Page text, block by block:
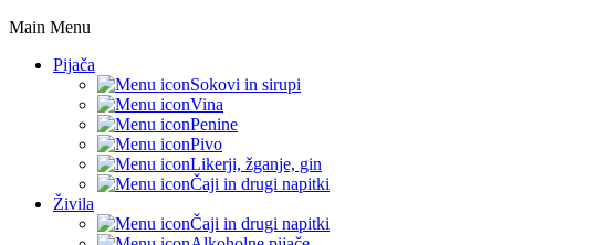
Main Menu
Pijača
Sokovi in sirupi
Vina
Penine
Pivo
Likerji, žganje, gin
Čaji in drugi napitki
Živila
Čaji in drugi napitki